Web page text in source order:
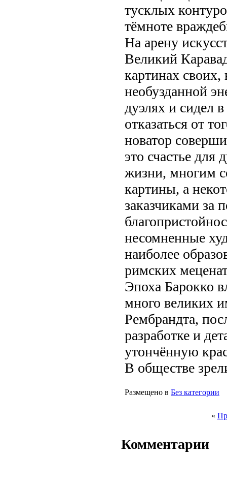
тусклых
тёмноте
На арену
Великий
картинах
необузданной
дуэлях и сидел
отказаться от
новатор
это счастье для
жизни, многим
картины, а
заказчиками за
несомненные
наиболее
римских
Эпоха Барокко
много великих
Рембрандта,
разработке и
утончённую
В обществе
Размещено в Без категории
«
Комментарии